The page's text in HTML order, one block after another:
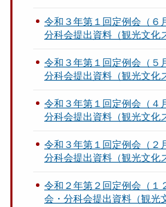
令和３年第１回定例会（
分科会提出資料（観光文化
令和３年第１回定例会（
分科会提出資料（観光文化
令和３年第１回定例会（
分科会提出資料（観光文化
令和３年第１回定例会（
分科会提出資料（観光文化
令和２年第２回定例会（
会・分科会提出資料（観光